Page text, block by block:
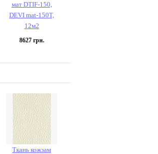
мат DTIF-150,
DEVI mat-150T,
12м2
8627грн.
Ткань кожзам